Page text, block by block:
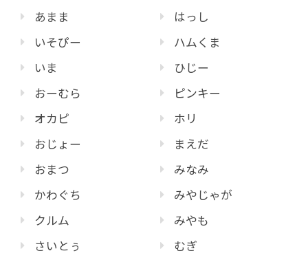
あまま
いそぴー
いま
おーむら
オカピ
おじょー
おまつ
かわぐち
クルム
さいとぅ
はっし
ハムくま
ひじー
ピンキー
ホリ
まえだ
みなみ
みやじゃが
みやも
むぎ